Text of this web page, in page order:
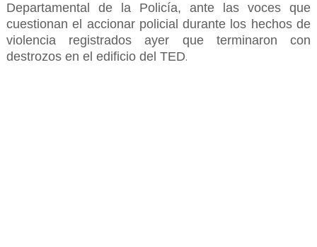
Departamental de la Policía, ante las voces que
cuestionan el accionar policial durante los hechos de
violencia registrados ayer que terminaron con
destrozos en el edificio del TED.